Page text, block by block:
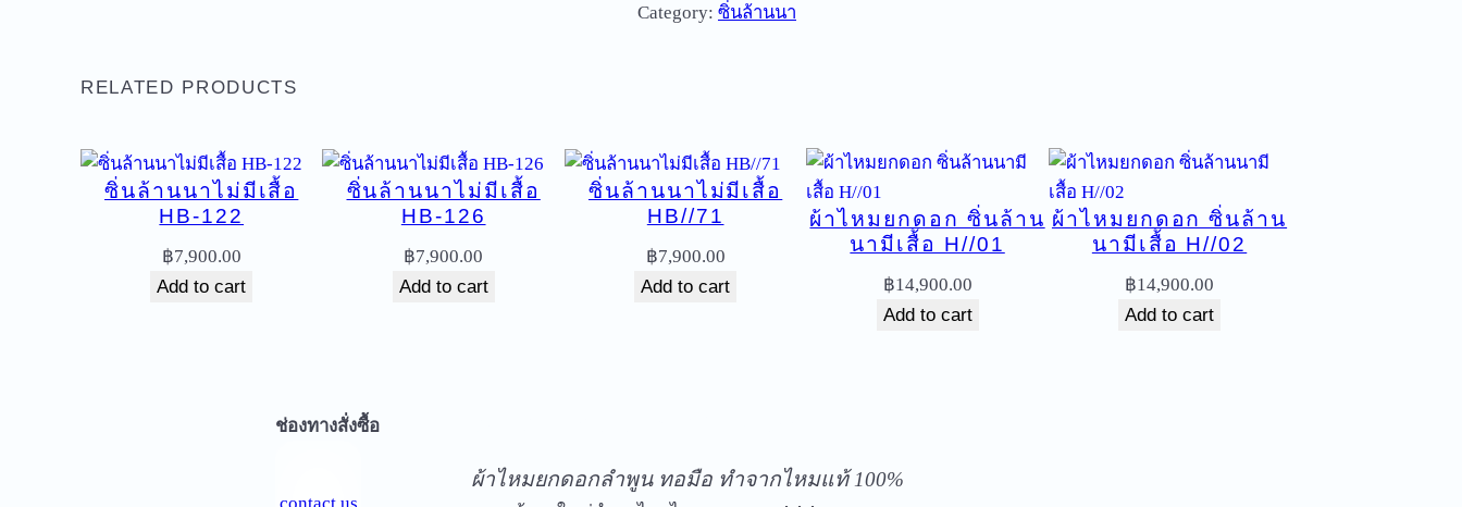
ห
อ
ก
ซิ่
น
ล้
มี
Category: ซิ่นล้านนา
RELATED PRODUCTS
ซิ่นล้านนาไม่มีเสื้อ
HB-122
฿7,900.00
Add to cart
ซิ่นล้านนาไม่มีเสื้อ
HB-126
฿7,900.00
Add to cart
ซิ่นล้านนาไม่มีเสื้อ
HB//71
฿7,900.00
Add to cart
ผ้าไหมยกดอก ซิ่นล้าน
นามีเสื้อ H//01
฿14,900.00
Add to cart
ผ้าไหมยกดอก ซิ่นล้าน
นามีเสื้อ H//02
฿14,900.00
Add to cart
ช่องทางสั่งซื้อ
contact us
ผ้าไหมยกดอกลำพูน ทอมือ ทำจากไหมแท้ 100%